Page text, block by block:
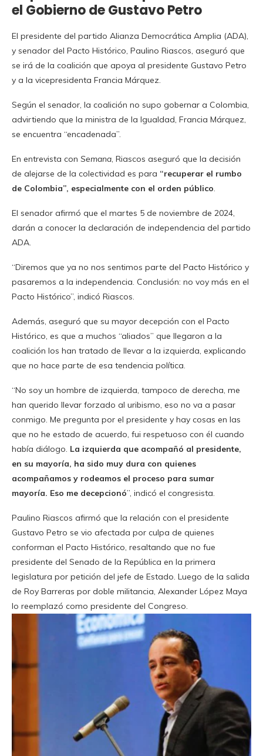
el Gobierno de Gustavo Petro
El presidente del partido Alianza Democrática Amplia (ADA),
y senador del Pacto Histórico, Paulino Riascos, aseguró que
se irá de la coalición que apoya al presidente Gustavo Petro
y a la vicepresidenta Francia Márquez.
Según el senador, la coalición no supo gobernar a Colombia,
advirtiendo que la ministra de la Igualdad, Francia Márquez,
se encuentra “encadenada”.
En entrevista con Semana , Riascos aseguró que la decisión
de alejarse de la colectividad es para “recuperar el rumbo
de Colombia”, especialmente con el orden público
El senador afirmó que el martes 5 de noviembre de 2024,
darán a conocer la declaración de independencia del partido
ADA.
“Diremos que ya no nos sentimos parte del Pacto Histórico y
pasaremos a la independencia. Conclusión: no voy más en el
Pacto Histórico”, indicó Riascos.
Además, aseguró que su mayor decepción con el Pacto
Histórico, es que a muchos “aliados” que llegaron a la
coalición los han tratado de llevar a la izquierda, explicando
que no hace parte de esa tendencia política.
“No soy un hombre de izquierda, tampoco de derecha, me
han querido llevar forzado al uribismo, eso no va a pasar
conmigo. Me pregunta por el presidente y hay cosas en las
que no he estado de acuerdo, fui respetuoso con él cuando
había diálogo. La izquierda que acompañó al presidente,
en su mayoría, ha sido muy dura con quienes
acompañamos y rodeamos el proceso para sumar
mayoría. Eso me decepcionó”, indicó el congresista.
Paulino Riascos afirmó que la relación con el presidente
Gustavo Petro se vio afectada por culpa de quienes
conforman el Pacto Histórico, resaltando que no fue
presidente del Senado de la República en la primera
legislatura por petición del jefe de Estado. Luego de la salida
de Roy Barreras por doble militancia, Alexander López Maya
lo reemplazó como presidente del Congreso.